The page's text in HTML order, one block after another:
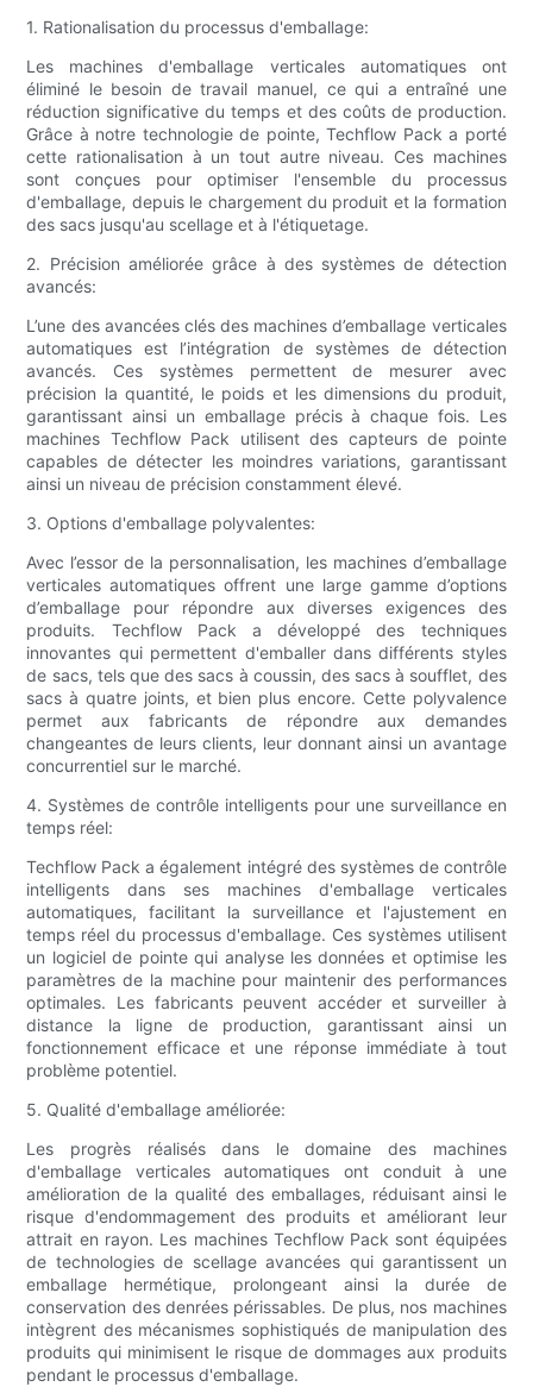
1. Rationalisation du processus d'emballage:
Les machines d'emballage verticales automatiques ont
éliminé le besoin de travail manuel, ce qui a entraîné une
réduction significative du temps et des coûts de production.
Grâce à notre technologie de pointe, Techflow Pack a porté
cette rationalisation à un tout autre niveau. Ces machines
sont conçues pour optimiser l'ensemble du processus
d'emballage, depuis le chargement du produit et la formation
des sacs jusqu'au scellage et à l'étiquetage.
2. Précision améliorée grâce à des systèmes de détection
avancés:
L’une des avancées clés des machines d’emballage verticales
automatiques est l’intégration de systèmes de détection
avancés. Ces systèmes permettent de mesurer avec
précision la quantité, le poids et les dimensions du produit,
garantissant ainsi un emballage précis à chaque fois. Les
machines Techflow Pack utilisent des capteurs de pointe
capables de détecter les moindres variations, garantissant
ainsi un niveau de précision constamment élevé.
3. Options d'emballage polyvalentes:
Avec l’essor de la personnalisation, les machines d’emballage
verticales automatiques offrent une large gamme d’options
d’emballage pour répondre aux diverses exigences des
produits. Techflow Pack a développé des techniques
innovantes qui permettent d'emballer dans différents styles
de sacs, tels que des sacs à coussin, des sacs à soufflet, des
sacs à quatre joints, et bien plus encore. Cette polyvalence
permet aux fabricants de répondre aux demandes
changeantes de leurs clients, leur donnant ainsi un avantage
concurrentiel sur le marché.
4. Systèmes de contrôle intelligents pour une surveillance en
temps réel:
Techflow Pack a également intégré des systèmes de contrôle
intelligents dans ses machines d'emballage verticales
automatiques, facilitant la surveillance et l'ajustement en
temps réel du processus d'emballage. Ces systèmes utilisent
un logiciel de pointe qui analyse les données et optimise les
paramètres de la machine pour maintenir des performances
optimales. Les fabricants peuvent accéder et surveiller à
distance la ligne de production, garantissant ainsi un
fonctionnement efficace et une réponse immédiate à tout
problème potentiel.
5. Qualité d'emballage améliorée:
Les progrès réalisés dans le domaine des machines
d'emballage verticales automatiques ont conduit à une
amélioration de la qualité des emballages, réduisant ainsi le
risque d'endommagement des produits et améliorant leur
attrait en rayon. Les machines Techflow Pack sont équipées
de technologies de scellage avancées qui garantissent un
emballage hermétique, prolongeant ainsi la durée de
conservation des denrées périssables. De plus, nos machines
intègrent des mécanismes sophistiqués de manipulation des
produits qui minimisent le risque de dommages aux produits
pendant le processus d'emballage.